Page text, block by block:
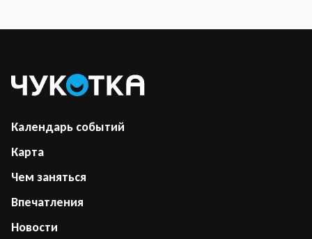
Календарь событий
Карта
Чем заняться
Впечатления
Новости